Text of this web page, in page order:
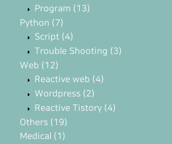
Program (13)
Python (7)
Script (4)
Trouble Shooting (3)
Web (12)
Reactive web (4)
Wordpress (2)
Reactive Tistory (4)
Others (19)
Medical (1)